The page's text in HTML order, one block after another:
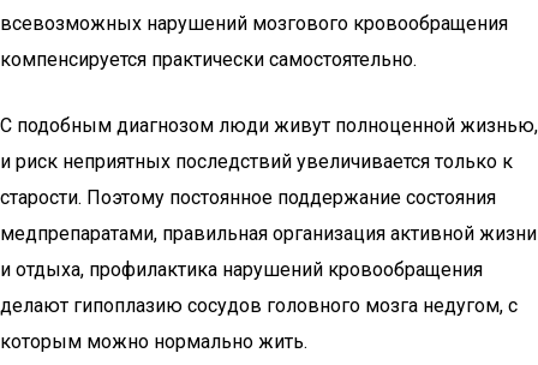
всевозможных нарушений мозгового кровообращения
компенсируется практически самостоятельно.
С подобным диагнозом люди живут полноценной жизнью,
и риск неприятных последствий увеличивается только к
старости. Поэтому постоянное поддержание состояния
медпрепаратами, правильная организация активной жизни
и отдыха, профилактика нарушений кровообращения
делают гипоплазию сосудов головного мозга недугом, с
которым можно нормально жить.